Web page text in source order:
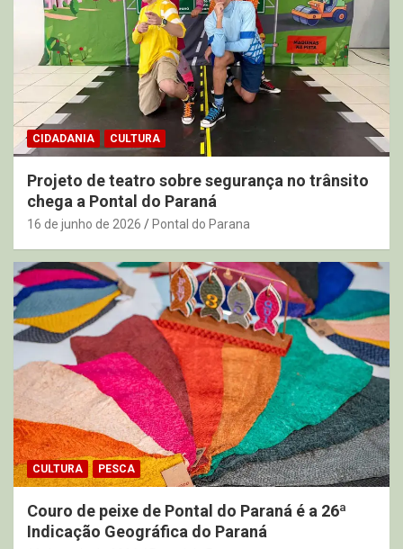
CIDADANIA CULTURA
Projeto de teatro sobre segurança no trânsito
chega a Pontal do Paraná
16 de junho de 2026 Pontal do Parana
CULTURA PESCA
Couro de peixe de Pontal do Paraná é a 26ª
Indicação Geográfica do Paraná